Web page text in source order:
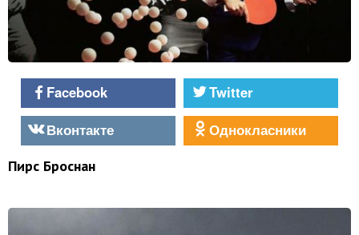
Facebook
Twitter
Вконтакте
Однокласники
Пирс Броснан